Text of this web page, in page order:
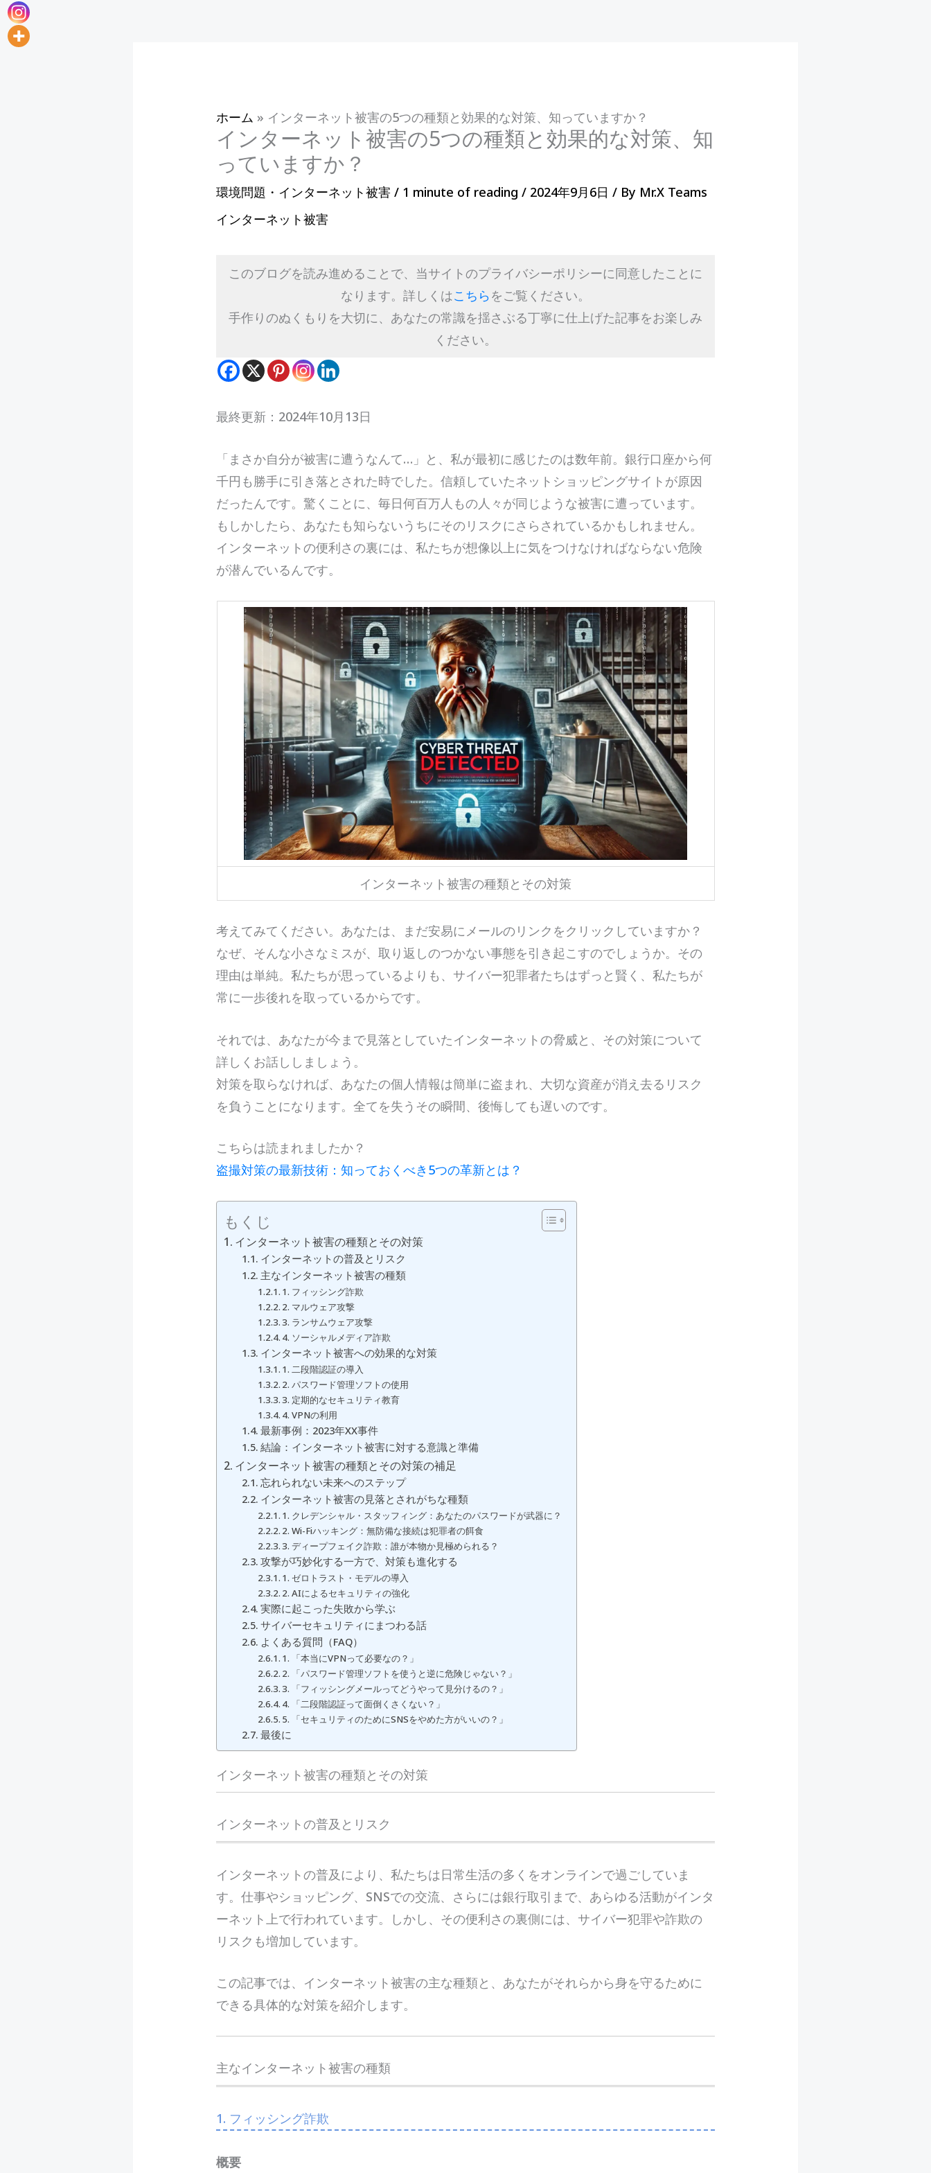
ホーム » インターネット被害の5つの種類と効果的な対策、知っていますか？
インターネット被害の5つの種類と効果的な対策、知
っていますか？
環境問題・インターネット被害 / 1 minute of reading / 2024年9月6日/ By Mr.X Teams
インターネット被害
このブログを読み進めることで、当サイトのプライバシーポリシーに同意したことに
なります。詳しくはこちら をご覧ください。
手作りのぬくもりを大切に、あなたの常識を揺さぶる丁寧に仕上げた記事をお楽しみ
ください。
最終更新：2024年10月13日
「 ま さか自分が被害に遭うなんて…」と、私が最初に感じたのは数年前。銀行口座から何
千円も勝手に引き落とされた時でした。信頼していたネットショッピングサイトが原因
だったんです。驚くことに、毎日何百万人もの人々が同じような被害に遭っています。
もしかしたら、あなたも知らないうちにそのリスクにさらされているかもしれません。
インターネットの便利さの裏には、私たちが想像以上に気をつけなければならない危険
が潜んでいるんです。
インターネット被害の種類とその対策
考えてみてください。あなたは、まだ安易にメールのリンクをクリックしていますか？
なぜ、そんな小さなミスが、取り返しのつかない事態を引き起こすのでしょうか。その
理由は単純。私たちが思っているよりも、サイバー犯罪者たちはずっと賢く、私たちが
常に一歩後れを取っているからです。
それでは、あなたが今まで見落としていたインターネットの脅威と、その対策について
詳しくお話ししましょう。
対策を取らなければ、あなたの個人情報は簡単に盗まれ、大切な資産が消え去るリスク
を負うことになります。全てを失うその瞬間、後悔しても遅いのです。
こちらは読まれましたか？
盗撮対策の最新技術：知っておくべき5つの革新とは？
もくじ
インターネット被害の種類とその対策
インターネットの普及とリスク
主なインターネット被害の種類
1. フィッシング詐欺
2. マルウェア攻撃
3. ランサムウェア攻撃
4. ソーシャルメディア詐欺
インターネット被害への効果的な対策
1. 二段階認証の導入
2. パスワード管理ソフトの使用
3. 定期的なセキュリティ教育
4. VPNの利用
最新事例：2023年XX事件
結論：インターネット被害に対する意識と準備
インターネット被害の種類とその対策の補足
忘れられない未来へのステップ
インターネット被害の見落とされがちな種類
1. クレデンシャル・スタッフィング：あなたのパスワードが武器に？
2. Wi-Fiハッキング：無防備な接続は犯罪者の餌食
3. ディープフェイク詐欺：誰が本物か見極められる？
攻撃が巧妙化する一方で、対策も進化する
1. ゼロトラスト・モデルの導入
2. AIによるセキュリティの強化
実際に起こった失敗から学ぶ
サイバーセキュリティにまつわる話
よくある質問（FAQ）
1. 「本当にVPNって必要なの？」
2. 「パスワード管理ソフトを使うと逆に危険じゃない？」
3. 「フィッシングメールってどうやって見分けるの？」
4. 「二段階認証って面倒くさくない？」
5. 「セキュリティのためにSNSをやめた方がいいの？」
最後に
インターネット被害の種類とその対策
インターネットの普及とリスク
イ ンターネットの普及により、私たちは日常生活の多くをオンラインで過ごしていま
す。仕事やショッピング、SNSでの交流、さらには銀行取引まで、あらゆる活動がインタ
ーネット上で行われています。しかし、その便利さの裏側には、サイバー犯罪や詐欺の
リスクも増加しています。
この記事では、インターネット被害の主な種類と、あなたがそれらから身を守るために
できる具体的な対策を紹介します。
主なインターネット被害の種類
1. フィッシング詐欺
概要